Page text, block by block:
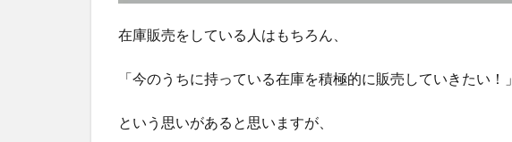
在庫販売をしている人はもちろん、
「今のうちに持っている在庫を積極的に販売していきたい！」
という思いがあると思いますが、